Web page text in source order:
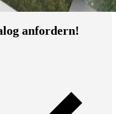
anfordern!